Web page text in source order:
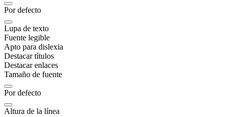
Por defecto
Lupa de texto
Fuente legible
Apto para dislexia
Destacar títulos
Destacar enlaces
Tamaño de fuente
Por defecto
Altura de la línea